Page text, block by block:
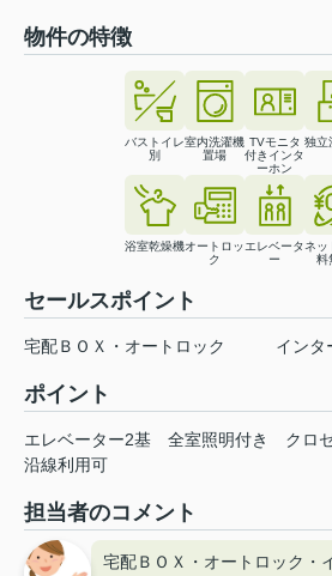
物件の特徴
バストイレ
別
室内洗濯機
置場
TVモニタ
付きインタ
ーホン
独立
浴室乾燥機オートロッ
ク
エレベータ
ー
ネッ
料
セールスポイント
宅配ＢＯＸ・オートロック インター
ポイント
エレベーター2基 全室照明付き クロ
沿線利用可
担当者のコメント
宅配ＢＯＸ・オートロック・